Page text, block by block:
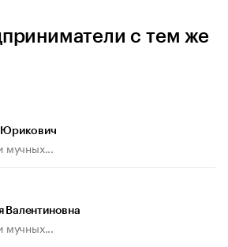
с тем же
Юрикович
мучных...
мучных...